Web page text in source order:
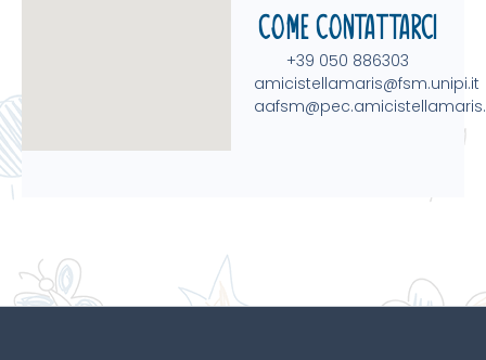
Come contattarci
+39 050 886303
amicistellamaris@fsm.unipi.it